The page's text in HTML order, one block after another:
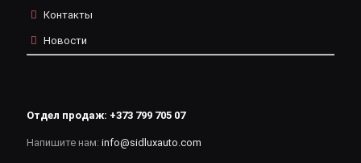
Контакты
Новости
Отдел продаж: +373 799 705 07
Напишите нам: info@sidluxauto.com